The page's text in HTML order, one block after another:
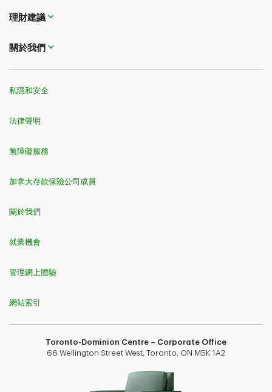
理財建議
關於我們
私隱和安全
法律聲明
無障礙服務
加拿大存款保險公司成員
關於我們
就業機會
管理網上體驗
網站索引
Toronto-Dominion Centre – Corporate Office
66 Wellington Street West, Toronto, ON M5K 1A2